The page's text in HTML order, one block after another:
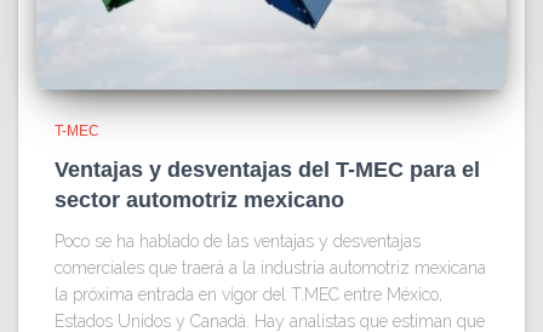
T-MEC
Ventajas y desventajas del T-MEC para el
sector automotriz mexicano
Poco se ha hablado de las ventajas y desventajas
comerciales que traerá a la industria automotriz mexicana
la próxima entrada en vigor del T.MEC entre México,
Estados Unidos y Canadá. Hay analistas que estiman que